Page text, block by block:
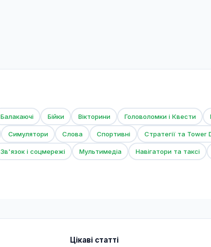
Балакаючі Бійки Вікторини Головоломки і Квести
Симулятори Слова Спортивні Стратегії та Tower
Зв'язок і соцмережі Мультимедіа Навігатори та таксі
Цікаві статті